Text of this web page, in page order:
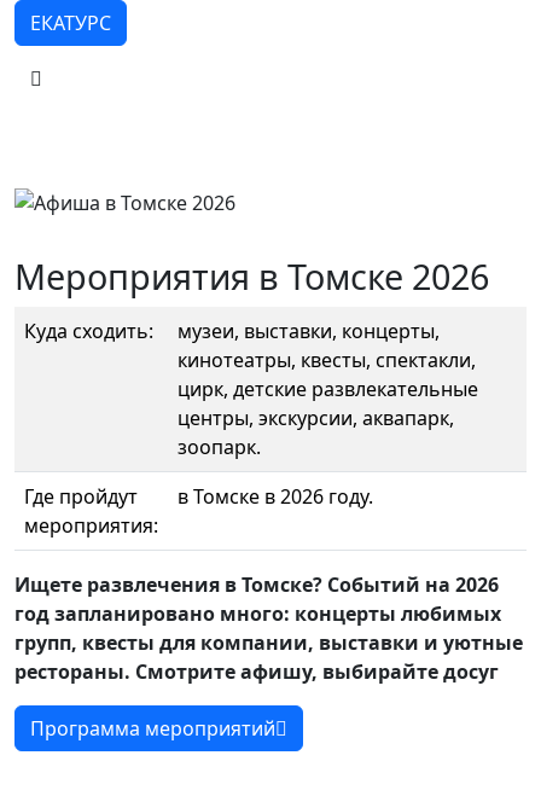
ЕКАТУРС
Мероприятия в Томске 2026
Куда сходить:
музеи, выставки, концерты,
кинотеатры, квесты, спектакли,
цирк, детские развлекательные
центры, экскурсии, аквапарк,
зоопарк.
Где пройдут
мероприятия:
в Томске в 2026 году.
Ищете развлечения в Томске? Событий на 2026
год запланировано много: концерты любимых
групп, квесты для компании, выставки и уютные
рестораны. Смотрите афишу, выбирайте досуг
Программа мероприятий